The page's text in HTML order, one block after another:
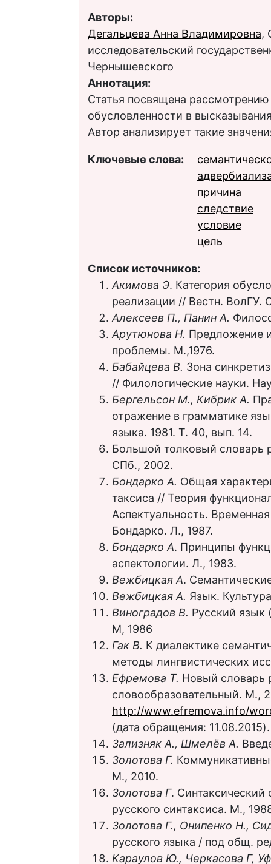
Авторы:
Дегальцева Анна Владимировна,
исследовательский
Чернышевского
Аннотация:
Статья посвящена
обусловленности в
Автор анализирует такие
Ключевые слова:
причина
следствие
условие
цель
Список источников:
Акимова Э. Категория
реализации // Вестн. ВолГУ.
Алексеев П., Панин А.
Арутюнова Н. Предложение
проблемы. М.,1976.
Бабайцева В. Зона
// Филологические науки.
Бергельсон М., Кибрик А.
отражение в грамматике
языка. 1981. Т. 40, вып. 14.
Большой толковый словарь
СПб., 2002.
Бондарко А. Общая
таксиса // Теория
Аспектуальность.
Бондарко. Л., 1987.
Бондарко А. Принципы
аспектологии. Л., 1983.
Вежбицкая А.
Вежбицкая А. Язык.
Виноградов В. Русский язык
М, 1986
Гак В. К диалектике
методы лингвистических
Ефремова Т. Новый словарь
словообразовательный. М.,
http://www.efremova.info/
(дата обращения: 11.08.2015).
Зализняк А., Шмелёв А.
Золотова Г.
М., 2010.
Золотова Г. Синтаксический
русского синтаксиса. М.,
Золотова Г., Онипенко Н.,
русского языка / под общ.
Караулов Ю., Черкасова Г,